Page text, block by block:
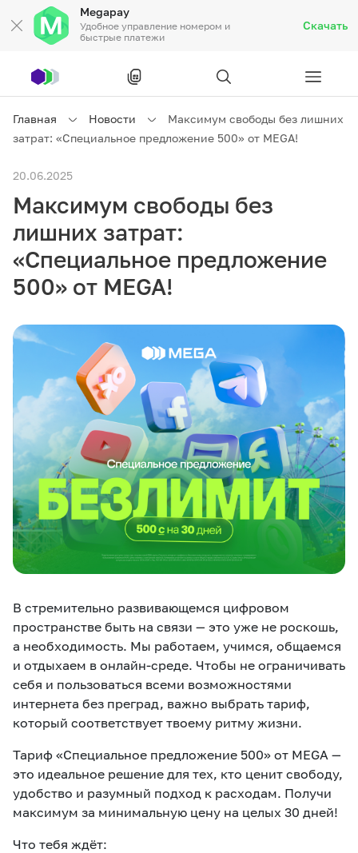
Megapay
Удобное управление номером и
быстрые платежи
Скачать
Частным клиентам
Бизнесу
Связь
Тарифы Акции
eSIM M2M
Услуги
Все услуги Развлечения Соц.сети
Компания
О нас Новости Работа в MEGA
Партнерам
Карта офисов и
Сервисы
MegaTV MegaPay MegaKassa
Главная Новости
Максимум свободы без лишних
затрат: «Специальное предложение 500» от MEGA!
20.06.2025
Максимум свободы без
лишних затрат:
«Специальное предложение
500» от MEGA!
В стремительно развивающемся цифровом
пространстве быть на связи — это уже не роскошь,
а необходимость. Мы работаем, учимся, общаемся
и отдыхаем в онлайн-среде. Чтобы не ограничивать
себя и пользоваться всеми возможностями
интернета без преград, важно выбрать тариф,
который соответствует твоему ритму жизни.
Тариф «Специальное предложение 500» от MEGA —
это идеальное решение для тех, кто ценит свободу,
удобство и разумный подход к расходам. Получи
максимум за минимальную цену на целых 30 дней!
Что тебя ждёт: